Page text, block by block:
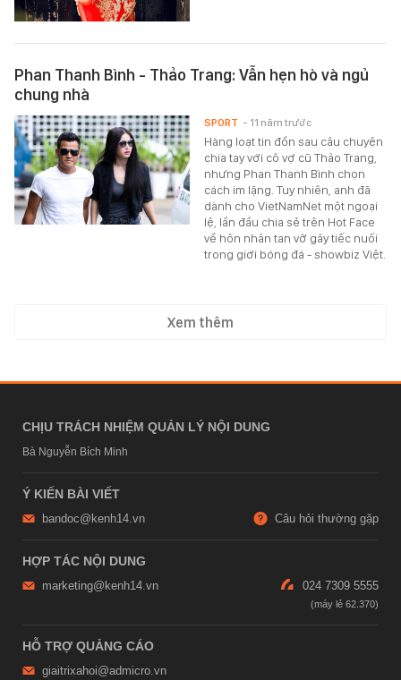
Phan Thanh Bình - Thảo Trang: Vẫn hẹn hò và ngủ
chung nhà
Hàng loạt tin đồn sau câu chuyện
chia tay với cô vợ cũ Thảo Trang,
nhưng Phan Thanh Bình chọn
cách im lặng. Tuy nhiên, anh đã
dành cho VietNamNet một ngoại
lệ, lần đầu chia sẻ trên Hot Face
về hôn nhân tan vỡ gây tiếc nuối
trong giới bóng đá - showbiz Việt.
SPORT - 11 năm trước
Xem thêm
CHỊU TRÁCH NHIỆM QUẢN LÝ NỘI DUNG
Bà Nguyễn Bích Minh
Ý KIẾN BÀI VIẾT
bandoc@kenh14.vn Câu hỏi thường gặp
HỢP TÁC NỘI DUNG
marketing@kenh14.vn 024 7309 5555
HỖ TRỢ QUẢNG CÁO
giaitrixahoi@admicro.vn